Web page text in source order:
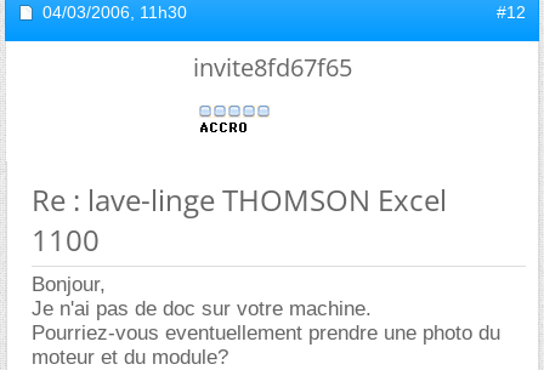
04/03/2006, 11h30 #12
invite8fd67f65
Re : lave-linge THOMSON Excel
1100
Bonjour,
Je n'ai pas de doc sur votre machine.
Pourriez-vous eventuellement prendre une photo du
moteur et du module?